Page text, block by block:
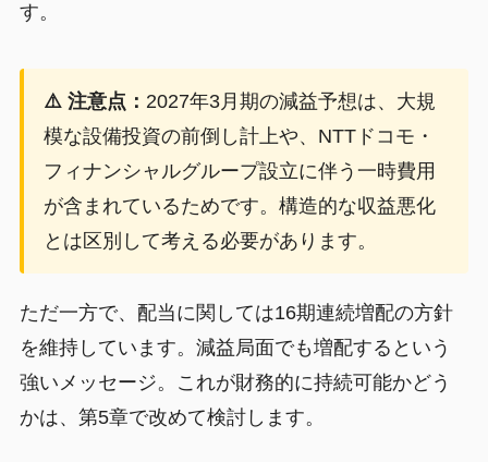
す。
⚠️ 注意点： 2027年3月期の減益予想は、大規
模な設備投資の前倒し計上や、NTTドコモ・
フィナンシャルグループ設立に伴う一時費用
が含まれているためです。構造的な収益悪化
とは区別して考える必要があります。
ただ一方で、配当に関しては16期連続増配の方針
を維持しています。減益局面でも増配するという
強いメッセージ。これが財務的に持続可能かどう
かは、第5章で改めて検討します。